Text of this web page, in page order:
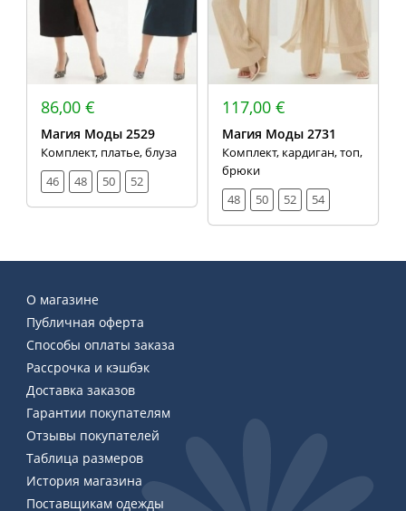
86,00 €
Магия Моды 2529
Комплект, платье, блуза
46
48 50 52
117,00 €
Магия Моды 2731
Комплект, кардиган, топ,
брюки
48
50 52 54
О магазине
Публичная оферта
Способы оплаты заказа
Рассрочка и кэшбэк
Доставка заказов
Гарантии покупателям
Отзывы покупателей
Таблица размеров
История магазина
Поставщикам одежды